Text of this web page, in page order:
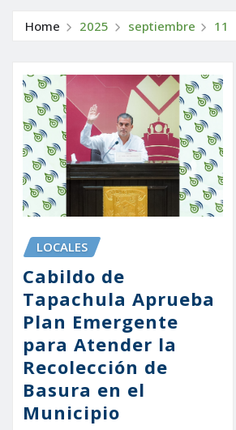
Home 2025 septiembre 11
LOCALES
Cabildo de
Tapachula Aprueba
Plan Emergente
para Atender la
Recolección de
Basura en el
Municipio